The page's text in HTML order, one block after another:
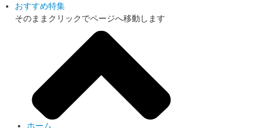
おすすめ特集
そのままクリックでページへ移動します
ホーム